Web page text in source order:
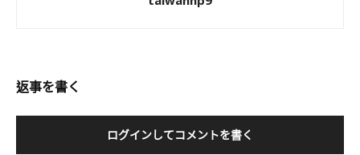
返事を書く
ログインしてコメントを書く